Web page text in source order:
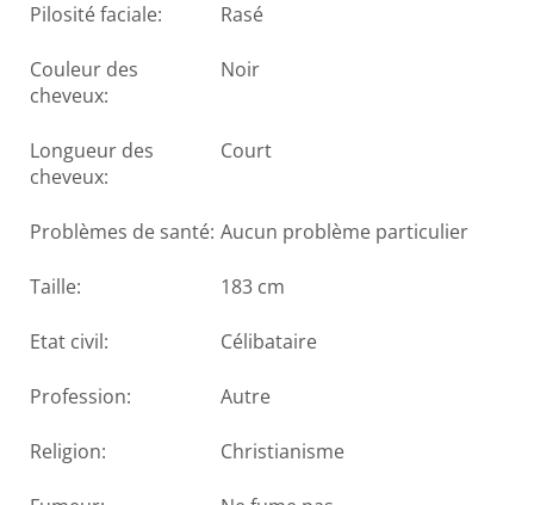
Pilosité faciale: Rasé
Couleur des
cheveux:
Noir
Longueur des
cheveux:
Court
Problèmes de santé: Aucun problème particulier
Taille: 183 cm
Etat civil: Célibataire
Profession: Autre
Religion: Christianisme